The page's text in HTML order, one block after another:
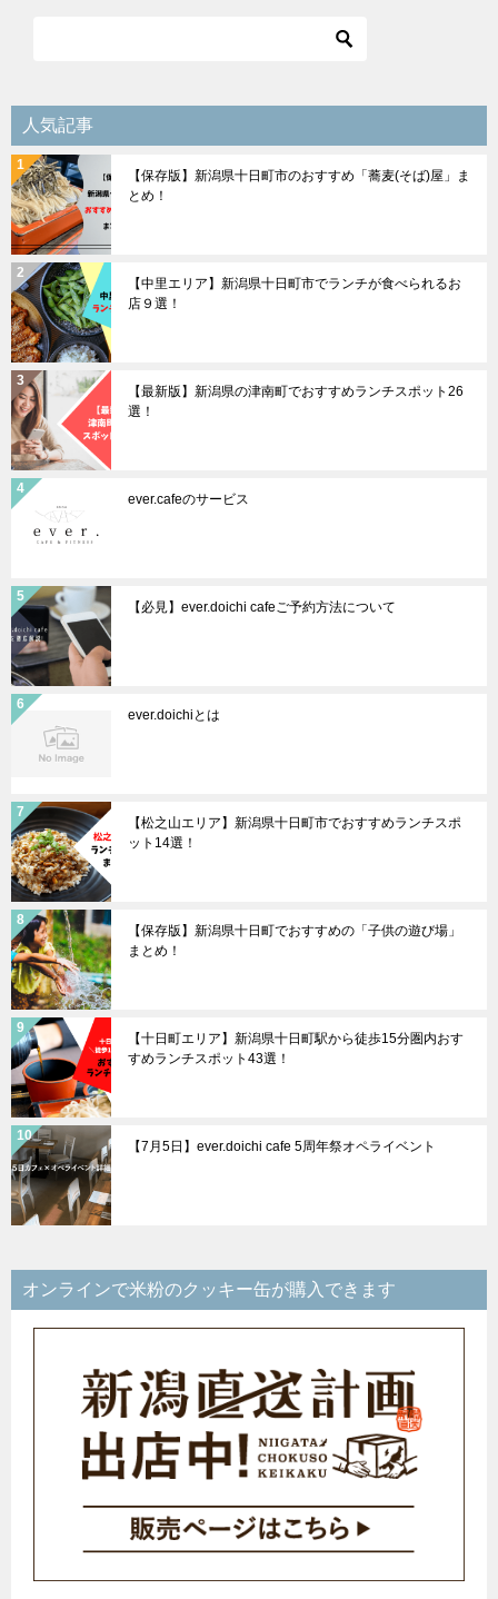
シ
ョ
ン
人気記事
【保存版】新潟県十日町市のおすすめ「蕎麦(そば)屋」ま
とめ！
【中里エリア】新潟県十日町市でランチが食べられるお
店９選！
【最新版】新潟県の津南町でおすすめランチスポット26
選！
ever.cafeのサービス
【必見】ever.doichi cafeご予約方法について
ever.doichiとは
【松之山エリア】新潟県十日町市でおすすめランチスポ
ット14選！
【保存版】新潟県十日町でおすすめの「子供の遊び場」
まとめ！
【十日町エリア】新潟県十日町駅から徒歩15分圏内おす
すめランチスポット43選！
【7月5日】ever.doichi cafe 5周年祭オペライベント
オンラインで米粉のクッキー缶が購入できます